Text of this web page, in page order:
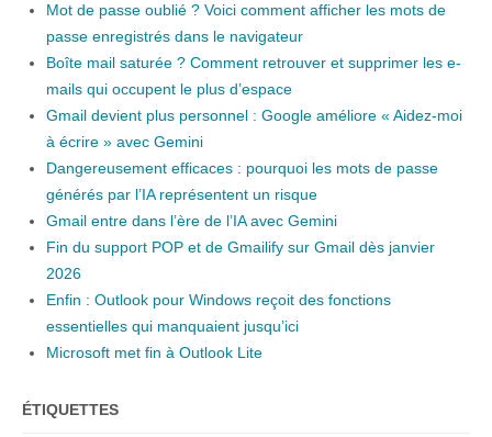
Mot de passe oublié ? Voici comment afficher les mots de
passe enregistrés dans le navigateur
Boîte mail saturée ? Comment retrouver et supprimer les e-
mails qui occupent le plus d’espace
Gmail devient plus personnel : Google améliore « Aidez-moi
à écrire » avec Gemini
Dangereusement efficaces : pourquoi les mots de passe
générés par l’IA représentent un risque
Gmail entre dans l’ère de l’IA avec Gemini
Fin du support POP et de Gmailify sur Gmail dès janvier
2026
Enfin : Outlook pour Windows reçoit des fonctions
essentielles qui manquaient jusqu’ici
Microsoft met fin à Outlook Lite
ÉTIQUETTES